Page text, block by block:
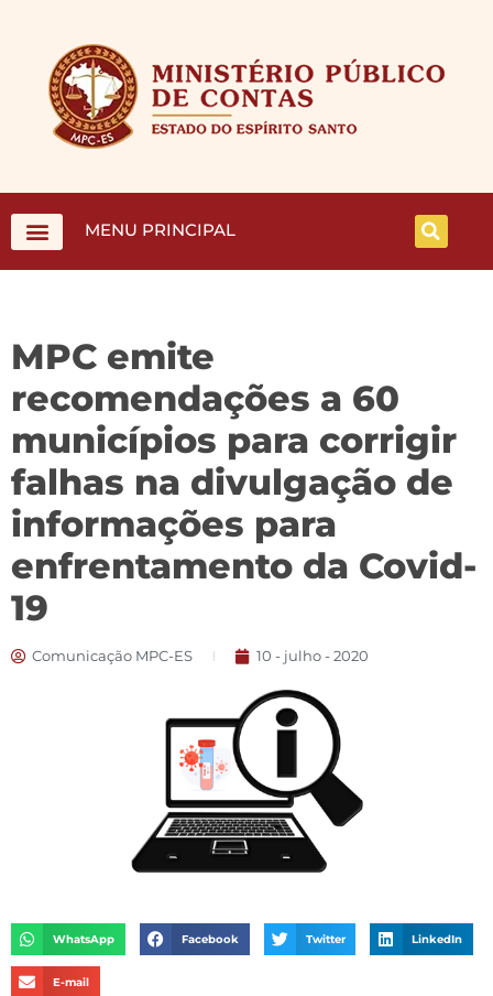
MENU PRINCIPAL
MPC emite
recomendações a 60
municípios para corrigir
falhas na divulgação de
informações para
enfrentamento da Covid-
19
Comunicação MPC-ES 10 - julho - 2020
WhatsApp Facebook Twitter LinkedIn
E-mail